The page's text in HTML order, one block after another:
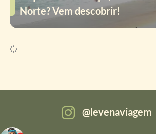
Norte? Vem descobrir!
levenaviagem